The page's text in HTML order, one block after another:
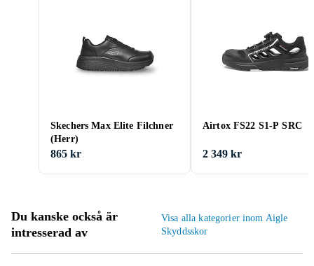
Skechers Max Elite Filchner
(Herr)
865 kr
Airtox FS22 S1-P SRC
2 349 kr
Du kanske också är
intresserad av
Visa alla kategorier inom Aigle
Skyddsskor